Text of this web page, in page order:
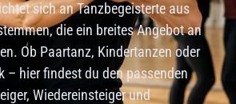
sich an Tanzbegeisterte aus
die ein breites Angebot an
Ob Paartanz, Kindertanzen oder
– hier findest du den passenden
Wiedereinsteiger und